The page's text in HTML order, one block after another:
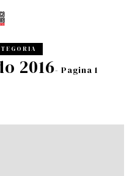
2016- Pagina 1